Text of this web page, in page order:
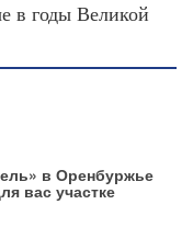
в годы Великой
в Оренбуржье
вас участке